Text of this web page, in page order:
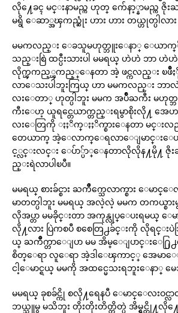
လို႔ေခၚ မင္းနာမည္က ဟုတ္ က်ေနာ့္နာမည္က ဇိုး
မရွိ ေဆာ္အၾကည္ဆုံး ဟား ဟား တယ္ဟုတ္ပါလား
မမကလည္း ေခသူမဟုတ္ဘူးေနာ္ ေယာက္်
သည္းစြဲ ထင္ပီးသားပါ မမရယ္ ဟဲဟဲ ဘာ
လိုက္ၾကည့္ၾကည့္ေနတာ အဲ့ ဖင္ကလည္း ၿဖိဳႏို
လာေသးပါဘူးကြယ္ ဟာ မမကလည္း ဘာ
လးေတာ္ ဟုတ္ပါဘူး မမက အပ်ိဳႀကီး မဟုတ္ဘူ
ကီးေဟ့ ယူရင္တေယာက္တည္းရမွာစိုးလို႔ အ
လးေတြကို ႏႈိက္ႏႈိက္စားေနတာ မင္းလ
တေယာက္ အဲ့ေလာက္ေရလာေျမာင္းေပး
င့္လင္းလင္း ေပ်ာ္ပ်ာ္ေနတာလိုလိုန႔မို႔
ည္းရဲလာပါၿပီ။
မမရယ္ စားခ်င္စား ႀကိဳက္သေလာက္စား ေမ
မာတတ္ပါဘူး မမရယ္ အလဲ့လဲ့ မမက တကယ္စား
လိုအပ္တာ မမခိုင္းတာ အကုန္လုပ္ေပးရမယ္ ေ
လို႔လား ပြဲကစပီ စစေတြ႕ခ်င္းကို လိုရင္းပဲ
ယ္ ႀကိဳက္တာေျပာ မမ အိမ္ေျပာင္းေ႐ြ႕
စိတ္ေရာ လူေရာ အဲ့ဒါေၾကာင့္ အေမာေ
ငါ့ေမာင္ရယ္ မမကို အထင္မေသးရဘူးေနာ္ မေ
မမရယ္ ခုစခ်င္ကို စလို႔ရေနပီ ေမာင္ေလးဝ
ဘယ္သူမွ မသိဘူး တိုးတိုးတိတ္တိတ္ပဲ အိမ္ရွင္တို႔လို